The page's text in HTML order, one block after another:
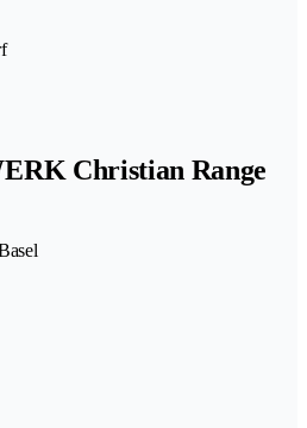
Christian Range